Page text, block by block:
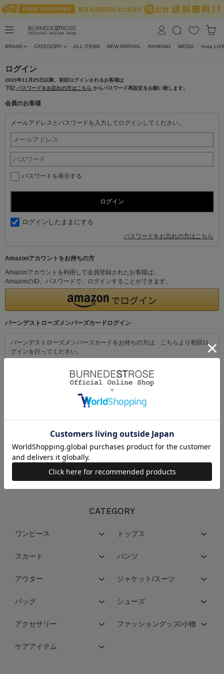
BRAND CATEGORY ALL ITEMS NEW ARRIVAL RANKING MEDIA Insta
ログイン
2020年11月25日以降、初回ログインされるお客様は
下記 パスワードをお忘れの方はこちら からパスワード再設定をお願い致します。
会員のお客様
メールアドレスとパスワードを入力してログインしてください。
パスワードを表示する
ログインしたままにする
パスワードをお忘れの方はこちら
Amazonアカウントをお持ちの方
Amazonアカウントを利用して会員登録されたお客様は、
AmazonのID、パスワードで、ログインすることができます。
バーンデストローズメンバーズカードログイン
バーンデストローズメンバーズカードをお持ちの方は、こちらより初回ロ
グインを行ってください。
初めてご利用の方・会員以外の方
初めてご利用のお客様は、こちらから会員登録を行ってください。
うになります。
CATEGORY
ワンピース トップス
スカート パンツ
アウター ジャケット/スーツ
バッグ シューズ
アクセサリー ファッショングッズ/小物
ケアアイテム